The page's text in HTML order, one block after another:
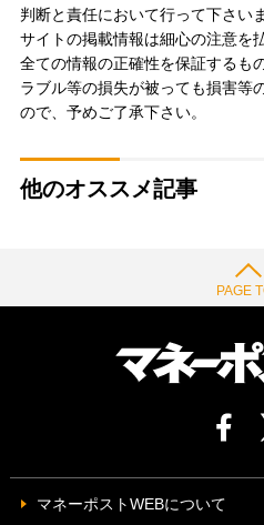
判断と責任において行って下さい
サイトの掲載情報は細心の注意を
全ての情報の正確性を保証するも
ラブル等の損失が被っても損害等
ので、予めご了承下さい。
他のオススメ記事
PAGE
マネーポストWEBについて